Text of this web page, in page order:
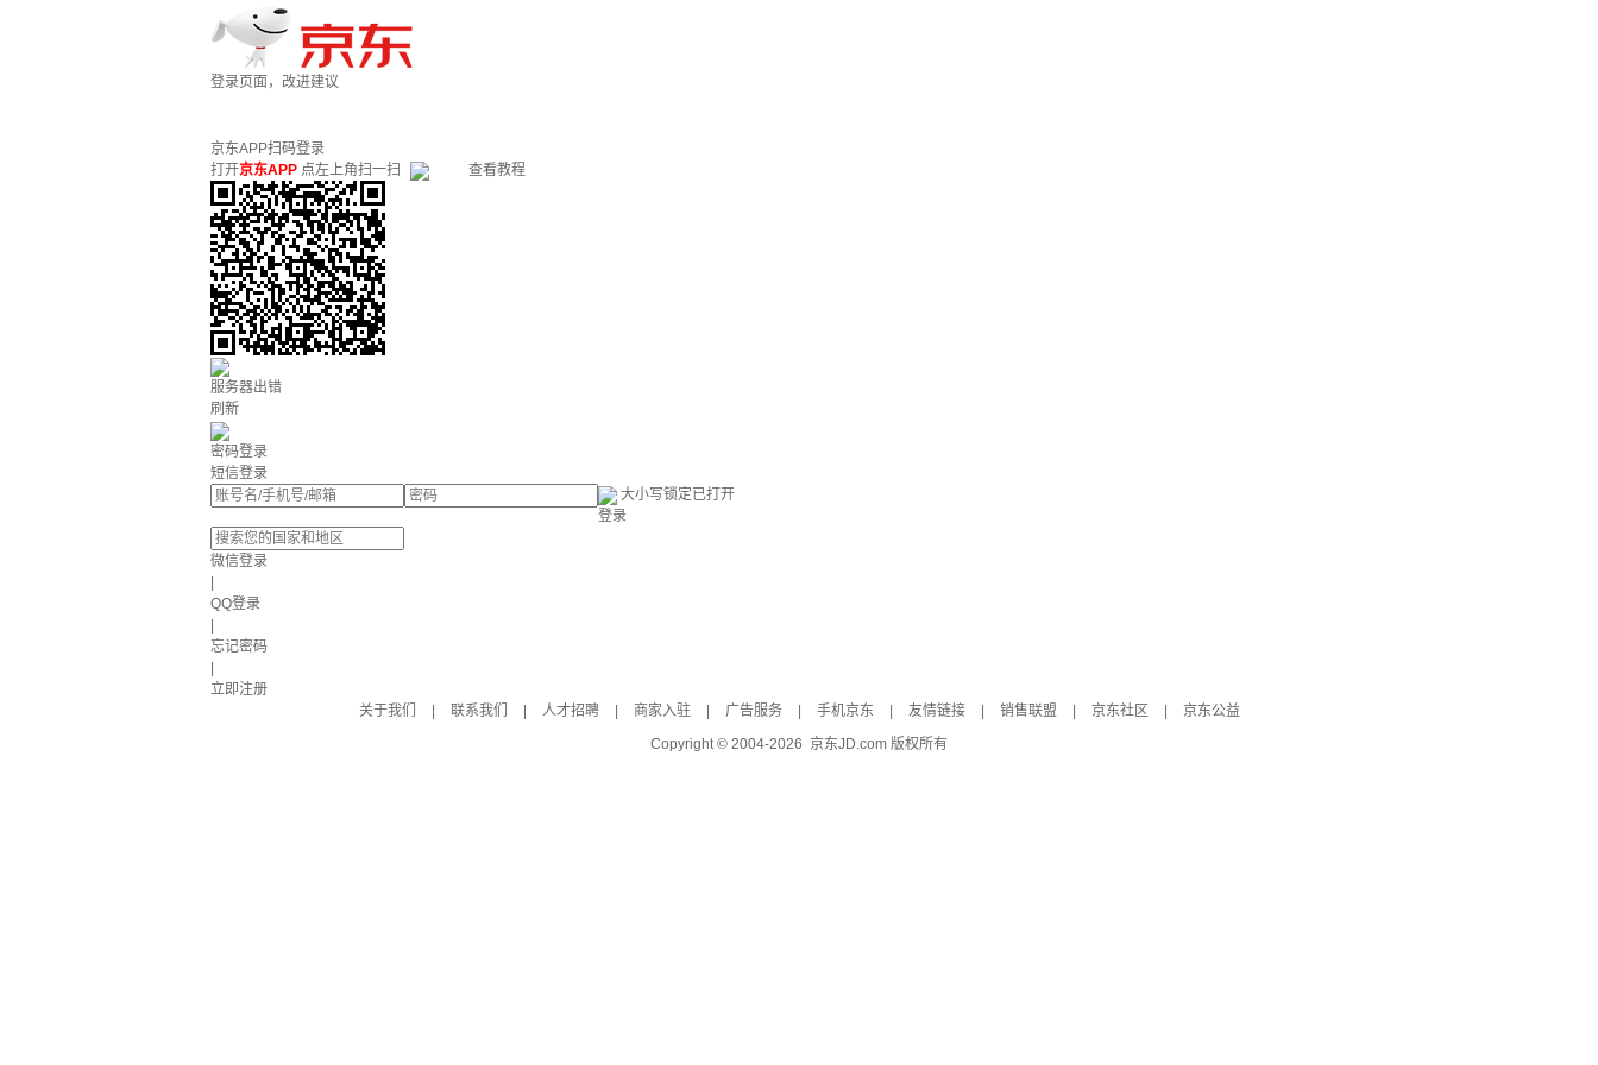
登录页面，改进建议
京东APP扫码登录
打开京东APP 点左上角扫一扫 查看教程
服务器出错
刷新
密码登录
短信登录
大小写锁定已打开
登录
微信登录
QQ登录
忘记密码
立即注册
关于我们
联系我们 人才招聘 商家入驻 广告服务 手机京东 友情链接 销售联盟 京东社区
京东公益
Copyright © 2004-2026 京东JD.com 版权所有